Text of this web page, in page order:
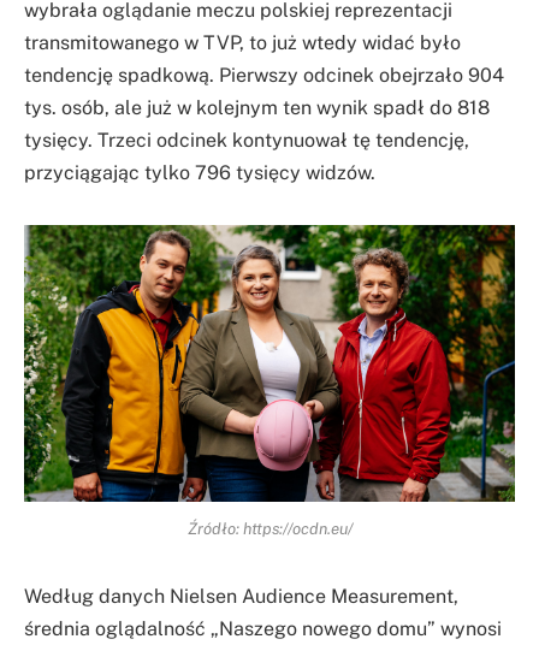
wybrała oglądanie meczu polskiej reprezentacji
transmitowanego w TVP, to już wtedy widać było
tendencję spadkową. Pierwszy odcinek obejrzało 904
tys. osób, ale już w kolejnym ten wynik spadł do 818
tysięcy. Trzeci odcinek kontynuował tę tendencję,
przyciągając tylko 796 tysięcy widzów.
Źródło: https://ocdn.eu/
Według danych Nielsen Audience Measurement,
średnia oglądalność „Naszego nowego domu” wynosi